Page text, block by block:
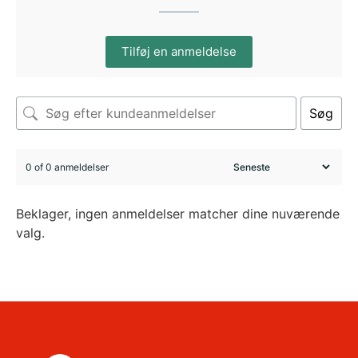
Tilføj en anmeldelse
Søg
0 of 0 anmeldelser
Beklager, ingen anmeldelser matcher dine nuværende
valg.